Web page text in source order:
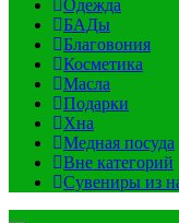
Одежда
БАДы
Благовония
Косметика
Масла
Подарки
Хна
Медная посуда
Вне категорий
Сувениры из